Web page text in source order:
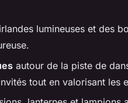
lumineuses et des
autour de la piste de
tout en valorisant les